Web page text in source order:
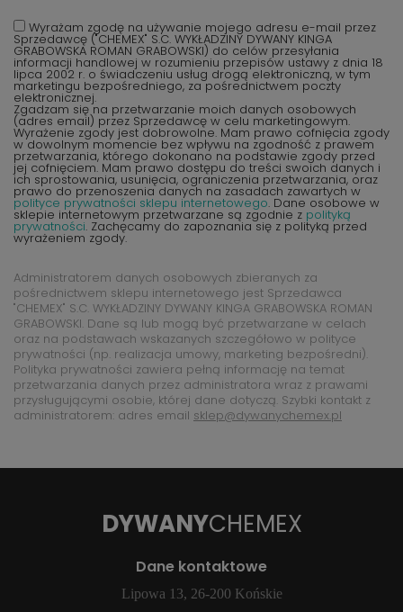
Wyrażam zgodę na używanie mojego adresu e-mail przez
Sprzedawcę ("CHEMEX" S.C. WYKŁADZINY DYWANY KINGA
GRABOWSKA ROMAN GRABOWSKI) do celów przesyłania
informacji handlowej w rozumieniu przepisów ustawy z dnia 18
lipca 2002 r. o świadczeniu usług drogą elektroniczną, w tym
marketingu bezpośredniego, za pośrednictwem poczty
elektronicznej.
Zgadzam się na przetwarzanie moich danych osobowych
(adres email) przez Sprzedawcę w celu marketingowym.
Wyrażenie zgody jest dobrowolne. Mam prawo cofnięcia zgody
w dowolnym momencie bez wpływu na zgodność z prawem
przetwarzania, którego dokonano na podstawie zgody przed
jej cofnięciem. Mam prawo dostępu do treści swoich danych i
ich sprostowania, usunięcia, ograniczenia przetwarzania, oraz
prawo do przenoszenia danych na zasadach zawartych w
polityce prywatności sklepu internetowego. Dane osobowe w
sklepie internetowym przetwarzane są zgodnie z polityką
prywatności. Zachęcamy do zapoznania się z polityką przed
wyrażeniem zgody.
Administratorem danych osobowych zbieranych za
pośrednictwem sklepu internetowego jest Sprzedawca
"CHEMEX" S.C. WYKŁADZINY DYWANY KINGA GRABOWSKA ROMAN
GRABOWSKI. Dane są lub mogą być przetwarzane w celach
oraz na podstawach wskazanych szczegółowo w polityce
prywatności (np. realizacja umowy, marketing bezpośredni).
Polityka prywatności zawiera pełną informację na temat
przetwarzania danych przez administratora wraz z prawami
przysługującymi osobie, której dane dotyczą. Szybki kontakt z
administratorem: adres email sklep@dywanychemex.pl
DYWANYCHEMEX
Dane kontaktowe
Lipowa 13, 26-200 Końskie